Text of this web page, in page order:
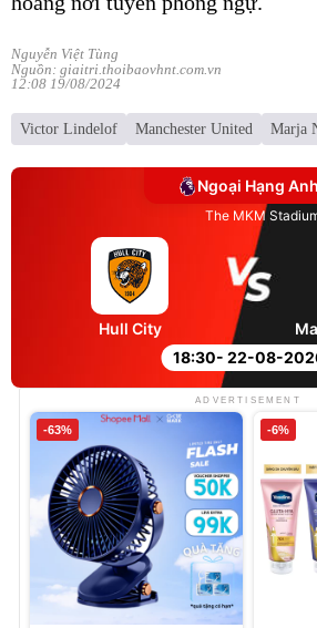
Nguyễn Việt Tùng
Nguồn: giaitri.thoibaovhnt.com.vn
12:08 19/08/2024
Victor Lindelof Manchester United Marja
Ngoại Hạng Anh
The MKM
18:30- 22-08-
Hull City
ADVERTISEMENT
-63% -6%